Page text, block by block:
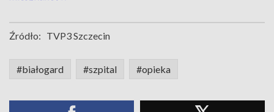
Źródło: TVP3 Szczecin
#białogard #szpital #opieka